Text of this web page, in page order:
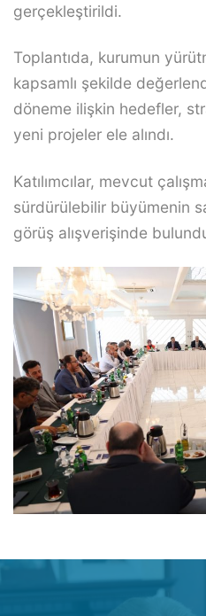
gerçekleştirildi.
Toplantıda, kurumun
kapsamlı şekilde
döneme ilişkin hedefler,
yeni projeler ele alındı.
Katılımcılar, mevcut
sürdürülebilir büyümenin
görüş alışverişinde